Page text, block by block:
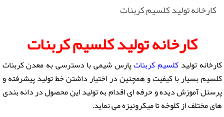
کارخانه تولید کلسیم کربنات
کارخانه تولید کلسیم کربنات
کارخانه تولیدکلسیم کربناتپارس شیمی با دسترسی به معدن کربنات
کلسیم بسیار با کیفیت و همچنین در اختیار داشتن خط تولید پیشرفته و
پرسنل آموزش دیده و حرفه ای اقدام به تولید این محصول در دانه بندی
های مختلف از کلوخه تا میکرونیزه می نماید.